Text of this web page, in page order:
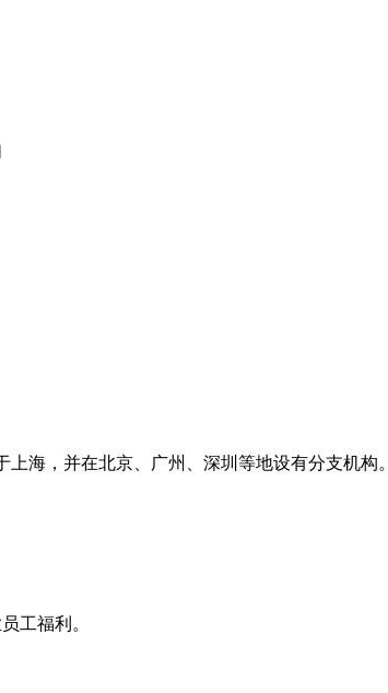
上海 ，并在北京、广州、深圳等地设有分支机构。
工福利。